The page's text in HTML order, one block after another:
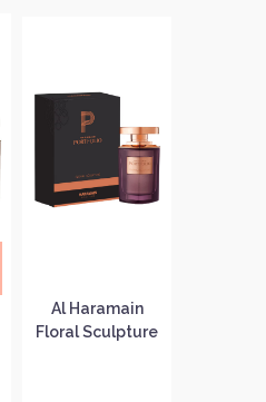
Al Haramain
Floral Sculpture